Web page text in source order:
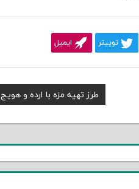
توییتر ایمیل
Next
Post:
طرز تهیه مزه با ارده و هویج